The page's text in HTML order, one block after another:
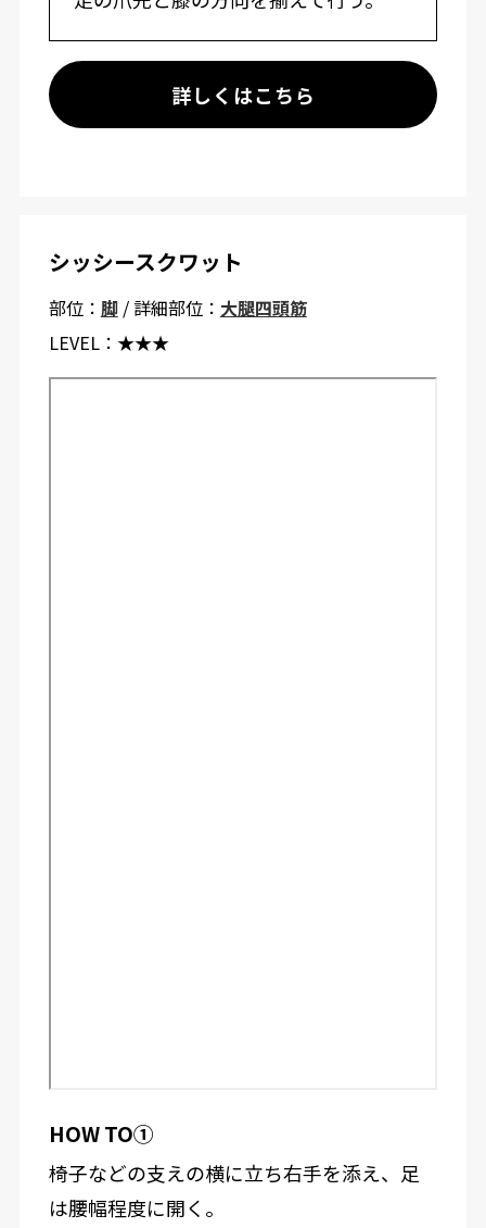
詳しくはこちら
シッシースクワット
部位： 脚/ 詳細部位： 大腿四頭筋
LEVEL： ★★★
HOW TO①
椅子などの支えの横に立ち右手を添え、足
は腰幅程度に開く。